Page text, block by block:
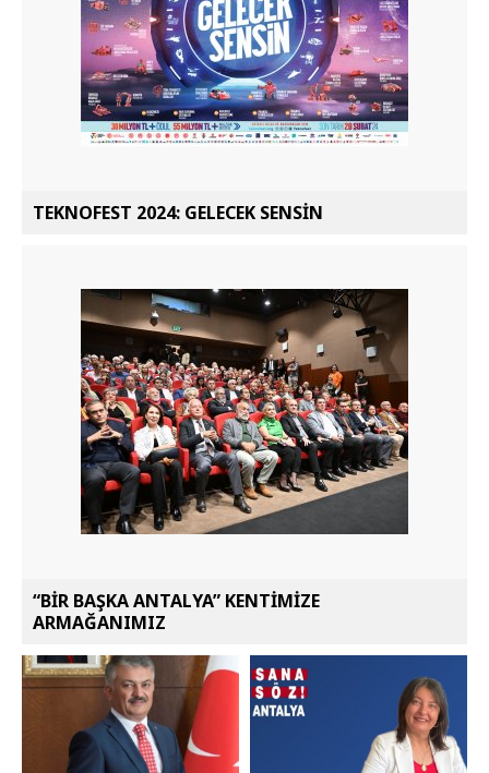
TEKNOFEST 2024: GELECEK SENSİN
“BİR BAŞKA ANTALYA” KENTİMİZE
ARMAĞANIMIZ